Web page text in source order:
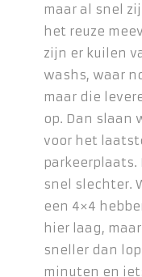
maar al snel
het reuze
zijn er kuilen
washs, waar
maar die
op. Dan slaan
voor het
parkeerplaats.
snel slechter.
een 4×4
hier laag,
sneller dan
minuten en